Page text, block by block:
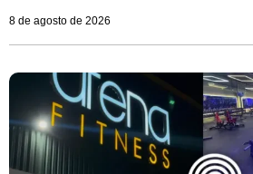
8 de agosto de 2026